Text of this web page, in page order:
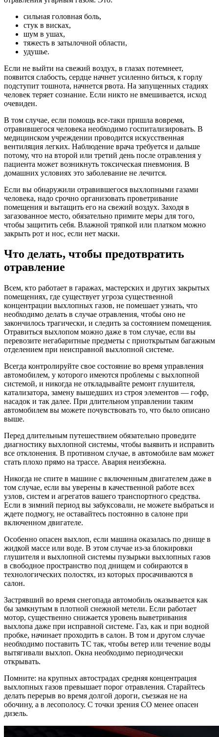
сильная головная боль,
стук в висках,
шум в ушах,
тяжесть в затылочной области,
удушье.
Если не выйти на свежий воздух, в глазах потемнеет,
появится слабость, сердце начнет усиленно биться, к горлу
подступит тошнота, начнется рвота. На запущенных стадиях
человек теряет сознание. Если никто не вмешивается, исход
очевиден.
В том случае, если помощь все-таки пришла вовремя,
отравившегося человека необходимо госпитализировать. В
медицинском учреждении проводится искусственная
вентиляция легких. Наблюдение врача требуется и дальше
потому, что на второй или третий день после отравления у
пациента может возникнуть токсическая пневмония. В
домашних условиях это заболевание не лечится.
Если вы обнаружили отравившегося выхлопными газами
человека, надо срочно организовать проветривание
помещения и вытащить его на свежий воздух. Заходя в
загазованное место, обязательно примите меры для того,
чтобы защитить себя. Влажной тряпкой или платком можно
закрыть рот и нос, если нет маски.
Что делать, чтобы предотвратить
отравление
Всем, кто работает в гаражах, мастерских и других закрытых
помещениях, где существует угроза существенной
концентрации выхлопных газов, не помешает узнать, что
необходимо делать в случае отравления, чтобы оно не
закончилось трагически, и следить за состоянием помещения.
Отравиться выхлопом можно даже в том случае, если вы
перевозите негабаритные предметы с приоткрытым багажным
отделением при неисправной выхлопной системе.
Всегда контролируйте свое состояние во время управления
автомобилем, у которого имеются проблемы с выхлопной
системой, и никогда не откладывайте ремонт глушителя,
катализатора, замену вышедших из строя элементов — гофр,
насадок и так далее. При длительном управлении таким
автомобилем вы можете почувствовать то, что было описано
выше.
Перед длительным путешествием обязательно проведите
диагностику выхлопной системы, чтобы выявить и исправить
все отклонения. В противном случае, в автомобиле вам может
стать плохо прямо на трассе. Авария неизбежна.
Никогда не спите в машине с включенным двигателем даже в
том случае, если вы уверены в качественной работе всех
узлов, систем и агрегатов вашего транспортного средства.
Если в зимний период вы забуксовали, не можете выбраться и
ждете подмогу, не оставайтесь постоянно в салоне при
включенном двигателе.
Особенно опасен выхлоп, если машина оказалась по днище в
жидкой массе или воде. В этом случае из-за блокировки
глушителя и выхлопной системы пузырьки выхлопных газов
в свободное пространство под днищем и собираются в
технологических полостях, из которых просачиваются в
салон.
Застрявший во время снегопада автомобиль оказывается как
бы замкнутым в плотной снежной метели. Если работает
мотор, существенно снижается уровень выветривания
выхлопа даже при исправной системе. Газ, как и при водной
пробке, начинает проходить в салон. В том и другом случае
необходимо поставить ТС так, чтобы ветер или течение воды
вытягивали выхлоп. Окна необходимо периодически
открывать.
Помните: на крупных автострадах средняя концентрация
выхлопных газов превышает порог отравления. Старайтесь
делать перерыв во время долгой дороги, съезжая не на
обочину, а в лесополосу. С точки зрения СО менее опасен
дизель.